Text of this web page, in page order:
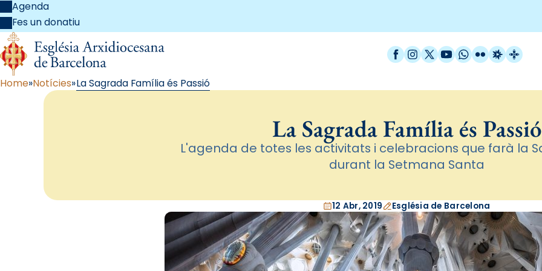
Agenda
Fes un donatiu
Facebook
Instagram
X / Twitter
YouTube
WhatsApp
FlickrRadio
Home Notícies La Sagrada Família és Passió
La Sagrada Família és Passió
L'agenda de totes les activitats i celebracions que farà la
durant la Setmana Santa
12 Abr, 2019 Església de Barcelona